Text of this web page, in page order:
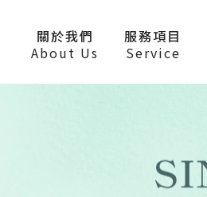
關於我們
About Us
服務項目
Service